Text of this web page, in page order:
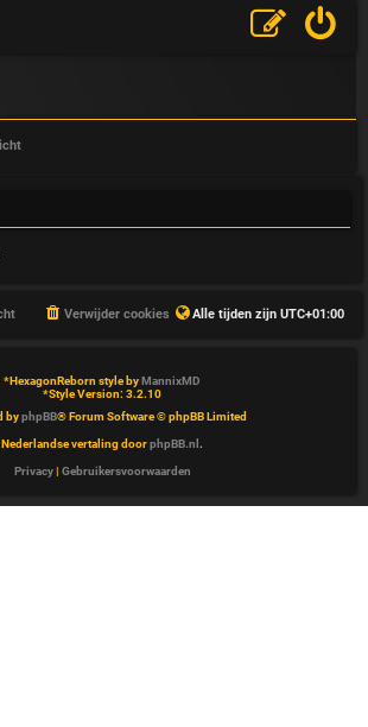
Alle tijden zijn UTC+01:00
Verwijder cookies
*HexagonReborn style byMannixMD
*Style Version: 3.2.10
byphpBB® Forum Software © phpBB Limited
Nederlandse vertaling doorphpBB.nl .
Privacy| Gebruikersvoorwaarden